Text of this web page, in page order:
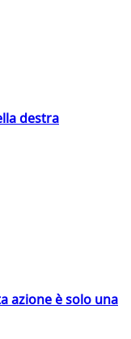
destra
azione è solo una